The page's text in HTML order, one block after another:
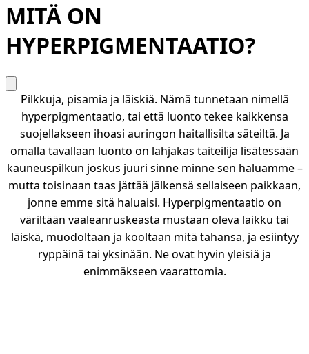
MITÄ ON
HYPERPIGMENTAATIO?
Pilkkuja, pisamia ja läiskiä. Nämä tunnetaan nimellä
hyperpigmentaatio, tai että luonto tekee kaikkensa
suojellakseen ihoasi auringon haitallisilta säteiltä. Ja
omalla tavallaan luonto on lahjakas taiteilija lisätessään
kauneuspilkun joskus juuri sinne minne sen haluamme –
mutta toisinaan taas jättää jälkensä sellaiseen paikkaan,
jonne emme sitä haluaisi. Hyperpigmentaatio on
väriltään vaaleanruskeasta mustaan oleva laikku tai
läiskä, muodoltaan ja kooltaan mitä tahansa, ja esiintyy
ryppäinä tai yksinään. Ne ovat hyvin yleisiä ja
enimmäkseen vaarattomia.